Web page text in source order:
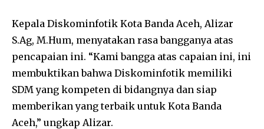
Kepala Diskominfotik Kota Banda Aceh, Alizar
S.Ag, M.Hum, menyatakan rasa bangganya atas
pencapaian ini. “Kami bangga atas capaian ini, ini
membuktikan bahwa Diskominfotik memiliki
SDM yang kompeten di bidangnya dan siap
memberikan yang terbaik untuk Kota Banda
Aceh,” ungkap Alizar.